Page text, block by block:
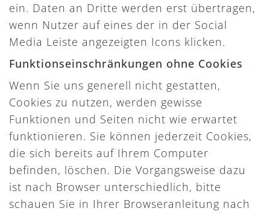
ein. Daten an Dritte werden erst übertragen,
wenn Nutzer auf eines der in der Social
Media Leiste angezeigten Icons klicken.
Funktionseinschränkungen ohne Cookies
Wenn Sie uns generell nicht gestatten,
Cookies zu nutzen, werden gewisse
Funktionen und Seiten nicht wie erwartet
funktionieren. Sie können jederzeit Cookies,
die sich bereits auf Ihrem Computer
befinden, löschen. Die Vorgangsweise dazu
ist nach Browser unterschiedlich, bitte
schauen Sie in Ihrer Browseranleitung nach